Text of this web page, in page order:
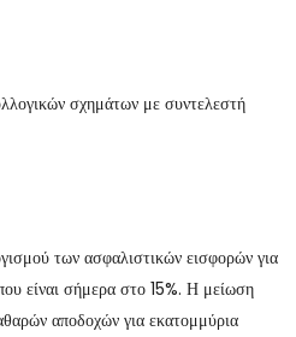
σχημάτων με συντελεστή
των ασφαλιστικών εισφορών για
είναι σήμερα στο 15%. Η μείωση
αποδοχών για εκατομμύρια